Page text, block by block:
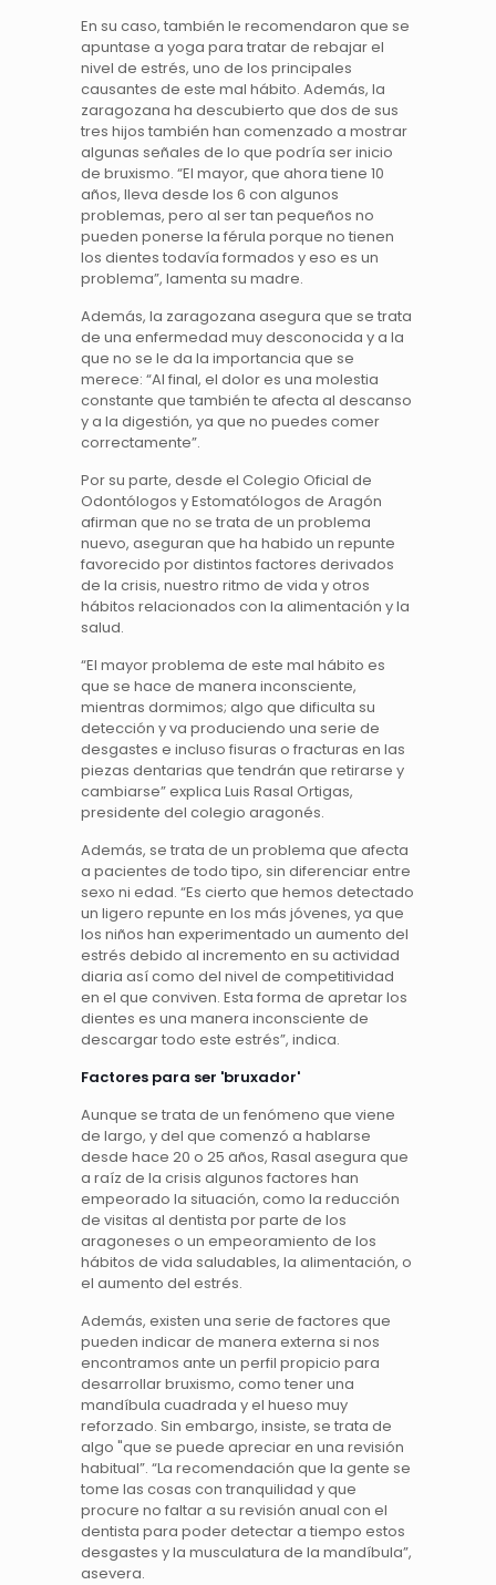
En su caso, también le recomendaron que se
apuntase a yoga para tratar de rebajar el
nivel de estrés, uno de los principales
causantes de este mal hábito. Además, la
zaragozana ha descubierto que dos de sus
tres hijos también han comenzado a mostrar
algunas señales de lo que podría ser inicio
de bruxismo. “El mayor, que ahora tiene 10
años, lleva desde los 6 con algunos
problemas, pero al ser tan pequeños no
pueden ponerse la férula porque no tienen
los dientes todavía formados y eso es un
problema”, lamenta su madre.
Además, la zaragozana asegura que se trata
de una enfermedad muy desconocida y a la
que no se le da la importancia que se
merece: “Al final, el dolor es una molestia
constante que también te afecta al descanso
y a la digestión, ya que no puedes comer
correctamente”.
Por su parte, desde el Colegio Oficial de
Odontólogos y Estomatólogos de Aragón
afirman que no se trata de un problema
nuevo, aseguran que ha habido un repunte
favorecido por distintos factores derivados
de la crisis, nuestro ritmo de vida y otros
hábitos relacionados con la alimentación y la
salud.
“El mayor problema de este mal hábito es
que se hace de manera inconsciente,
mientras dormimos; algo que dificulta su
detección y va produciendo una serie de
desgastes e incluso fisuras o fracturas en las
piezas dentarias que tendrán que retirarse y
cambiarse” explica Luis Rasal Ortigas,
presidente del colegio aragonés.
Además, se trata de un problema que afecta
a pacientes de todo tipo, sin diferenciar entre
sexo ni edad. “Es cierto que hemos detectado
un ligero repunte en los más jóvenes, ya que
los niños han experimentado un aumento del
estrés debido al incremento en su actividad
diaria así como del nivel de competitividad
en el que conviven. Esta forma de apretar los
dientes es una manera inconsciente de
descargar todo este estrés”, indica.
Factores para ser 'bruxador'
Aunque se trata de un fenómeno que viene
de largo, y del que comenzó a hablarse
desde hace 20 o 25 años, Rasal asegura que
a raíz de la crisis algunos factores han
empeorado la situación, como la reducción
de visitas al dentista por parte de los
aragoneses o un empeoramiento de los
hábitos de vida saludables, la alimentación, o
el aumento del estrés.
Además, existen una serie de factores que
pueden indicar de manera externa si nos
encontramos ante un perfil propicio para
desarrollar bruxismo, como tener una
mandíbula cuadrada y el hueso muy
reforzado. Sin embargo, insiste, se trata de
algo "que se puede apreciar en una revisión
habitual”. “La recomendación que la gente se
tome las cosas con tranquilidad y que
procure no faltar a su revisión anual con el
dentista para poder detectar a tiempo estos
desgastes y la musculatura de la mandíbula”,
asevera.